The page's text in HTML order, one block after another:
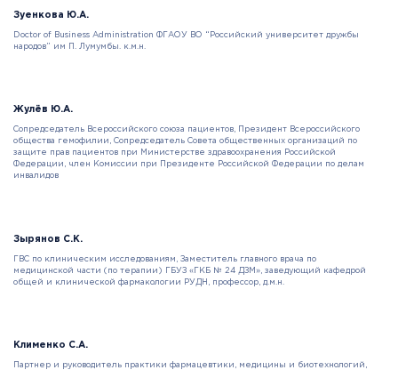
Зуенкова Ю.А.
Doctor of Business Administration ФГАОУ ВО “Российский университет дружбы
народов” им П. Лумумбы. к.м.н.
Жулёв Ю.А.
Сопредседатель Всероссийского союза пациентов, Президент Всероссийского
общества гемофилии, Сопредседатель Совета общественных организаций по
защите прав пациентов при Министерстве здравоохранения Российской
Федерации, член Комиссии при Президенте Российской Федерации по делам
инвалидов
Зырянов С.К.
ГВС по клиническим исследованиям, Заместитель главного врача по
медицинской части (по терапии) ГБУЗ «ГКБ № 24 ДЗМ», заведующий кафедрой
общей и клинической фармакологии РУДН, профессор, д.м.н.
Клименко С.А.
Партнер и руководитель практики фармацевтики, медицины и биотехнологий,